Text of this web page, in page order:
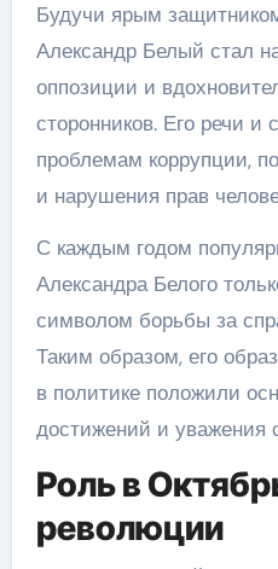
Будучи ярым
Александр Белый стал
оппозиции и
сторонников. Его речи и
проблемам коррупции,
и нарушения прав
С каждым годом
Александра Белого
символом борьбы за
Таким образом, его
в политике положили
достижений и уважения
Роль в
революции